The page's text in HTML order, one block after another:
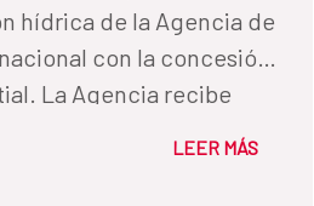
hídrica de la Agencia de
con la concesión
La Agencia recibe
al
LEER MÁS